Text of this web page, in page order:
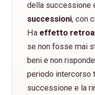
della successione
successioni, con
Ha effetto
se non fosse mai
beni e non
periodo intercorso
successione e la